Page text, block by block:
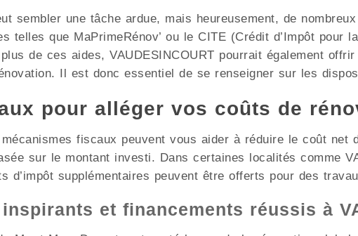
sembler une tâche ardue, mais heureusement, de
telles que MaPrimeRénov’ ou le CITE (Crédit d’Impôt pour
de ces aides, VAUDESINCOURT pourrait également
Il est donc essentiel de se renseigner sur les
pour alléger vos coûts de
fiscaux peuvent vous aider à réduire le coût net
sur le montant investi. Dans certaines localités comme
d’impôt supplémentaires peuvent être offerts pour des
et financements réussis à